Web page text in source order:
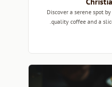
Discover a serene spot
quality coffee and a